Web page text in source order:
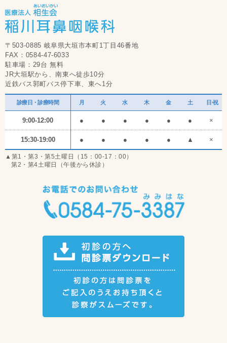
〒503-0885 岐阜県大垣市本町1丁目46番地
FAX：0584-47-6033
駐車場：29台 無料
JR大垣駅から、南東へ徒歩10分
近鉄バス郭町バス停下車、東へ1分
診療日・診療時間 月 火 水 木 金 土 日・祝
9:00-12:00 ● ● ● ● ● ● ×
15:30-19:00 ● ● ● ● ● ▲ ×
▲第1・第3・第5土曜日（15：00-17：00）
第2・第4土曜日（午後から休診）